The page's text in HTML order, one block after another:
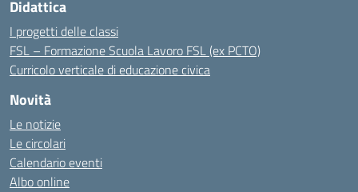
Didattica
I progetti delle classi
FSL – Formazione Scuola Lavoro FSL (ex PCTO)
Curricolo verticale di educazione civica
Novità
Le notizie
Le circolari
Calendario eventi
Albo online